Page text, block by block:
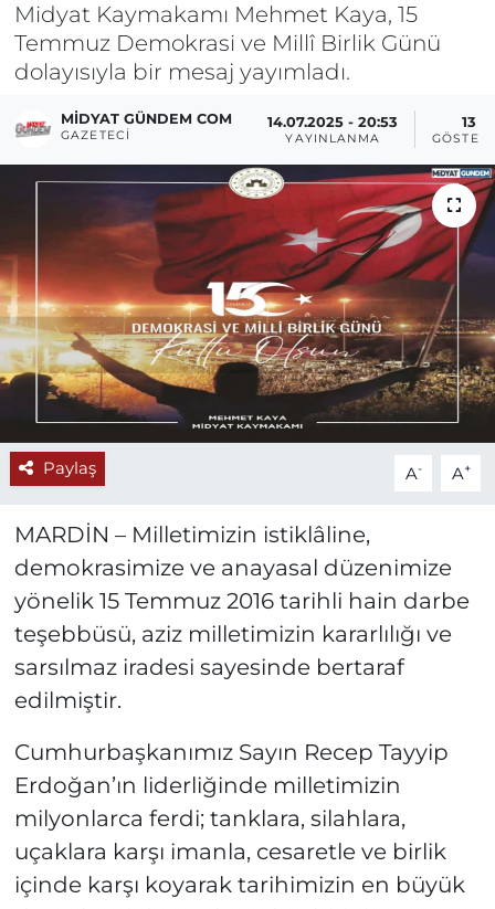
Midyat Kaymakamı Mehmet Kaya, 15
Temmuz Demokrasi ve Millî Birlik Günü
dolayısıyla bir mesaj yayımladı.
MIDYAT GÜNDEM COM
GAZETECI
14.07.2025 - 20:53
YAYINLANMA
13
Paylaş A- A+
MARDİN – Milletimizin istiklâline,
demokrasimize ve anayasal düzenimize
yönelik 15 Temmuz 2016 tarihli hain darbe
teşebbüsü, aziz milletimizin kararlılığı ve
sarsılmaz iradesi sayesinde bertaraf
edilmiştir.
Cumhurbaşkanımız Sayın Recep Tayyip
Erdoğan’ın liderliğinde milletimizin
milyonlarca ferdi; tanklara, silahlara,
uçaklara karşı imanla, cesaretle ve birlik
içinde karşı koyarak tarihimizin en büyük